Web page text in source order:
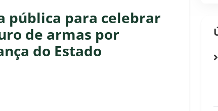
pública para celebrar
de armas por
do Estado